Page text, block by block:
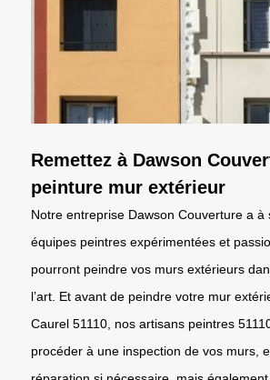
Remettez à Dawson
peinture mur extérieur
Notre entreprise Dawson Couverture a à
équipes peintres expérimentées et
pourront peindre vos murs extérieurs
l’art. Et avant de peindre votre mur
Caurel 51110, nos artisans peintres
procéder à une inspection de vos murs,